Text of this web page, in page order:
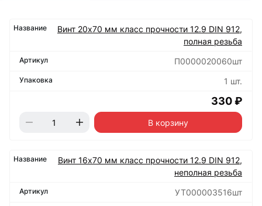
Винт 20х70 мм класс прочности 12.9 DIN 912,
полная резьба
П0000020060шт
1 шт.
330 ₽
В корзину
Винт 16х70 мм класс прочности 12.9 DIN 912,
неполная резьба
УТ000003516шт